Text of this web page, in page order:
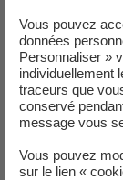
Vous pouvez
données
Personnaliser »
individuellement
traceurs que
conservé
message vous
Vous pouvez
sur le lien «